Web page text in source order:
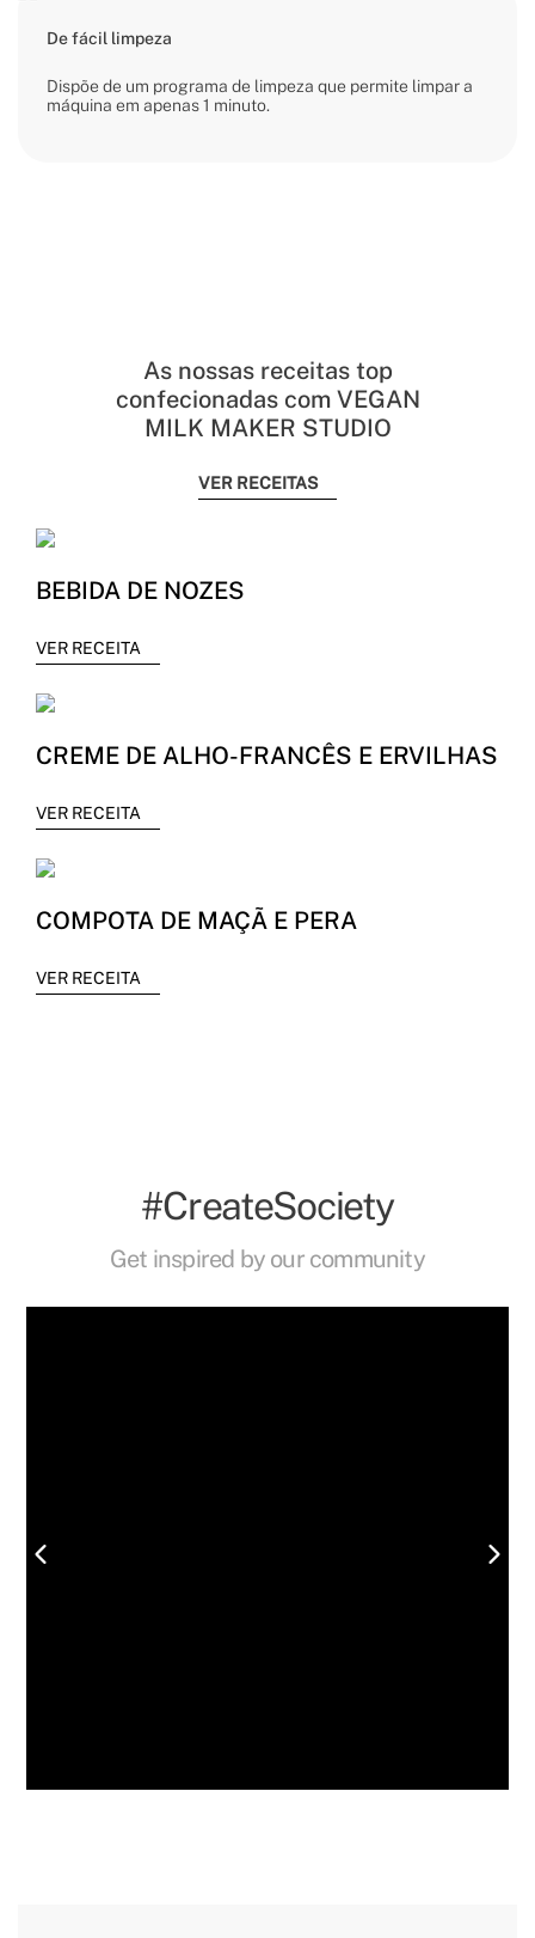
De fácil limpeza
Dispõe de um programa de limpeza que permite limpar a
máquina em apenas 1 minuto.
As nossas receitas top
confecionadas com VEGAN
MILK MAKER STUDIO
VER RECEITAS
BEBIDA DE NOZES
VER RECEITA
CREME DE ALHO-FRANCÊS E ERVILHAS
VER RECEITA
COMPOTA DE MAÇÃ E PERA
VER RECEITA
#CreateSociety
Get inspired by our community